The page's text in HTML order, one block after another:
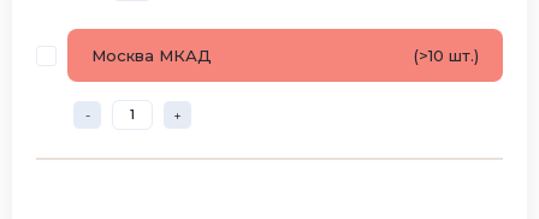
Москва МКАД (>10 шт.)
- +